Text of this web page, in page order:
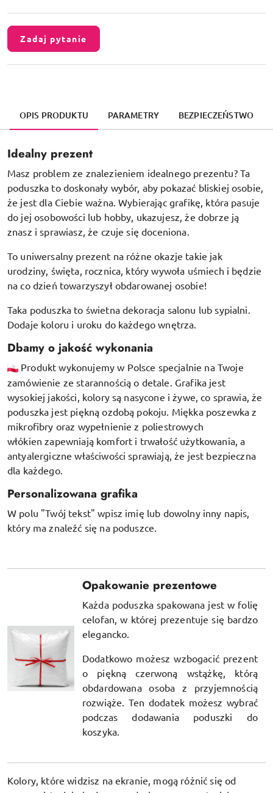
Zadaj pytanie
OPIS PRODUKTU PARAMETRY BEZPIECZEŃSTWO
Idealny prezent
Masz problem ze znalezieniem idealnego prezentu? Ta
poduszka to doskonały wybór, aby pokazać bliskiej osobie,
że jest dla Ciebie ważna. Wybierając grafikę, która pasuje
do jej osobowości lub hobby, ukazujesz, że dobrze ją
znasz i sprawiasz, że czuje się doceniona.
To uniwersalny prezent na różne okazje takie jak
urodziny, święta, rocznica, który wywoła uśmiech i będzie
na co dzień towarzyszył obdarowanej osobie!
Taka poduszka to świetna dekoracja salonu lub sypialni.
Dodaje koloru i uroku do każdego wnętrza.
Dbamy o jakość wykonania
Produkt wykonujemy w Polsce specjalnie na Twoje
zamówienie ze starannością o detale. Grafika jest
wysokiej jakości, kolory są nasycone i żywe, co sprawia, że
poduszka jest piękną ozdobą pokoju. Miękka poszewka z
mikrofibry oraz wypełnienie z poliestrowych
włókien zapewniają komfort i trwałość użytkowania, a
antyalergiczne właściwości sprawiają, że jest bezpieczna
dla każdego.
Personalizowana grafika
W polu "Twój tekst" wpisz imię lub dowolny inny napis,
który ma znaleźć się na poduszce.
Opakowanie prezentowe
Każda poduszka spakowana jest w folię
celofan, w której prezentuje się bardzo
elegancko.
Dodatkowo możesz wzbogacić prezent
o piękną czerwoną wstążkę, którą
obdardowana osoba z przyjemnością
rozwiąże. Ten dodatek możesz wybrać
podczas dodawania poduszki do
koszyka.
Kolory, które widzisz na ekranie, mogą różnić się od